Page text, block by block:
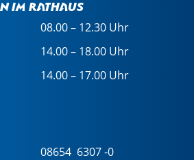
im Rathaus
08.00 – 12.30 Uhr
14.00 – 18.00 Uhr
14.00 – 17.00 Uhr
08654 6307 -0